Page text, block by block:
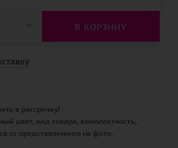
В КОРЗИНУ
в рассрочку!
цвет, вид товара, комплектность,
от представленного на фото.